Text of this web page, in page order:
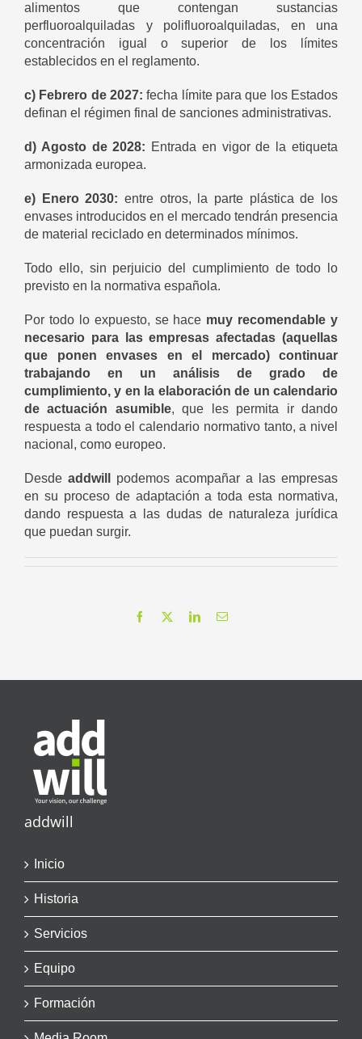
alimentos que contengan sustancias
perfluoroalquiladas y polifluoroalquiladas, en una
concentración igual o superior de los límites
establecidos en el reglamento.
c) Febrero de 2027: fecha límite para que los Estados
definan el régimen final de sanciones administrativas.
d) Agosto de 2028: Entrada en vigor de la etiqueta
armonizada europea.
e) Enero 2030: entre otros, la parte plástica de los
envases introducidos en el mercado tendrán presencia
de material reciclado en determinados mínimos.
Todo ello, sin perjuicio del cumplimiento de todo lo
previsto en la normativa española.
Por todo lo expuesto, se hace muy recomendable y
necesario para las empresas afectadas (aquellas
que ponen envases en el mercado) continuar
trabajando en un análisis de grado de
cumplimiento, y en la elaboración de un calendario
de actuación asumible, que les permita ir dando
respuesta a todo el calendario normativo tanto, a nivel
nacional, como europeo.
Desde addwill
podemos acompañar a las empresas
en su proceso de adaptación a toda esta normativa,
dando respuesta a las dudas de naturaleza jurídica
que puedan surgir.
Facebook LinkedInCorreo
addwill
Inicio
Historia
Servicios
Equipo
Formación